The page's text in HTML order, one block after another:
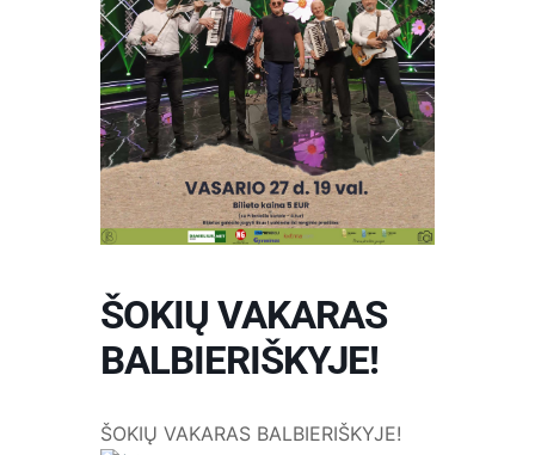
ŠOKIŲ VAKARAS
BALBIERIŠKYJE!
ŠOKIŲ VAKARAS BALBIERIŠKYJE!